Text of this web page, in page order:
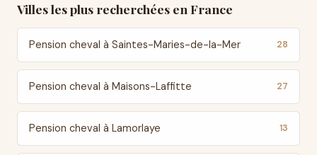
Villes les plus recherchées en France
Pension cheval à Saintes-Maries-de-la-Mer 28
Pension cheval à Maisons-Laffitte 27
Pension cheval à Lamorlaye 13